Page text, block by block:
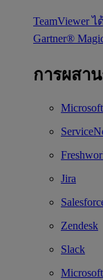
TeamViewer
Gartner®
การผสา
Jira
Zendesk
Slack